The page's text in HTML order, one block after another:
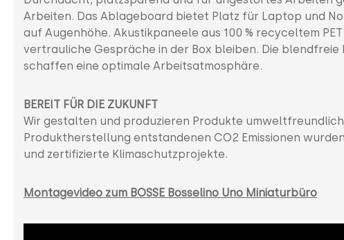
Arbeiten. Das Ablageboard bietet Platz für Laptop und
auf Augenhöhe. Akustikpaneele aus 100 % recyceltem
vertrauliche Gespräche in der Box bleiben. Die
schaffen eine optimale Arbeitsatmosphäre.
BEREIT FÜR DIE ZUKUNFT
Wir gestalten und produzieren Produkte
Produktherstellung entstandenen CO2 Emissionen
und zertifizierte Klimaschutzprojekte.
Montagevideo zum BOSSE Bosselino Uno Miniaturbüro